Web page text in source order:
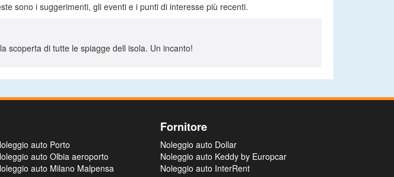
sono i suggerimenti, gli eventi e i punti di interesse più recenti.
scoperta di tutte le spiagge dell isola. Un incanto!
auto Porto
auto Olbia aeroporto
auto Milano Malpensa
Fornitore
Noleggio auto Dollar
Noleggio auto Keddy by Europcar
Noleggio auto InterRent